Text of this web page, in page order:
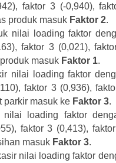
faktor 3 (-0,940),
produk masuk Faktor 2.
nilai loading faktor
faktor 3 (0,021),
masuk Faktor 1.
nilai loading faktor
faktor 3 (0,936),
parkir masuk ke Faktor 3.
nilai loading faktor
faktor 3 (0,413),
masuk Faktor 3.
nilai loading faktor